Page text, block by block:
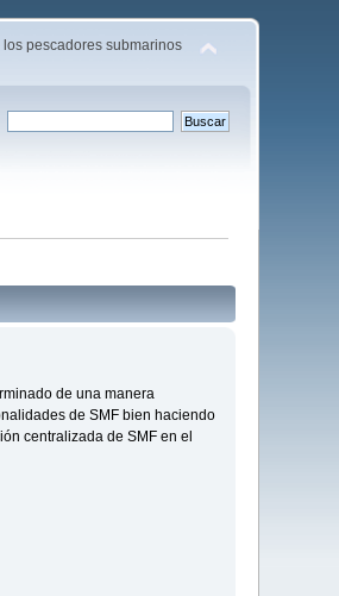
pescadores submarinos
de una manera
de SMF bien haciendo
centralizada de SMF en el